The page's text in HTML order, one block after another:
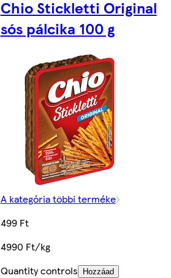
Chio Stickletti Original
sós pálcika 100 g
A kategória többi terméke
499 Ft
4990 Ft/kg
Quantity controls
Hozzáad